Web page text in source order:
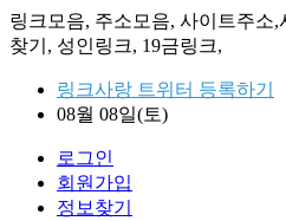
링크모음, 주소모음, 사이트주소
찾기, 성인링크, 19금링크,
링크사랑 트위터 등록하기
08월 08일(토)
로그인
회원가입
정보찾기